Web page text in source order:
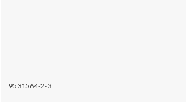
9531564-2-3